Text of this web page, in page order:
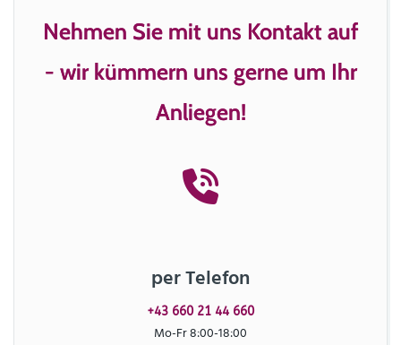
Nehmen Sie mit uns Kontakt auf
- wir kümmern uns gerne um Ihr
Anliegen!
per Telefon
+43 660 21 44 660
Mo-Fr 8:00-18:00